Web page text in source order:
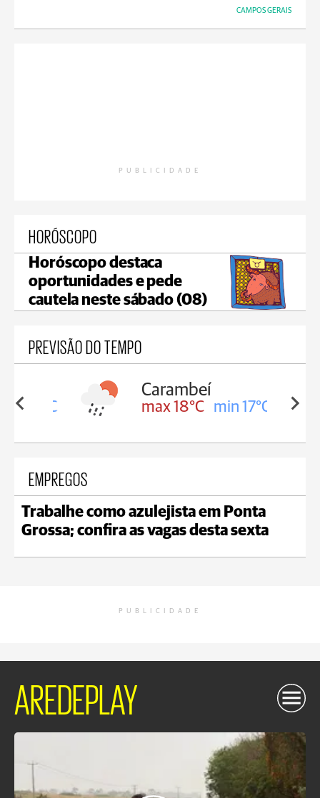
CAMPOS GERAIS
PUBLICIDADE
HORÓSCOPO
Horóscopo destaca
oportunidades e pede
cautela neste sábado (08)
PREVISÃO DO TEMPO
18°C
Carambeí
max 18°C min 17°C
EMPREGOS
Trabalhe como azulejista em Ponta
Grossa; confira as vagas desta sexta
PUBLICIDADE
AREDEPLAY